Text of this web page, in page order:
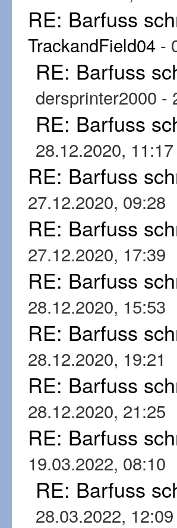
RE: Barfuss
TrackandField04 -
RE: Barfuss
dersprinter2000 -
RE: Barfuss
28.12.2020, 11:17
RE: Barfuss
27.12.2020, 09:28
RE: Barfuss
27.12.2020, 17:39
RE: Barfuss
28.12.2020, 15:53
RE: Barfuss
28.12.2020, 19:21
RE: Barfuss
28.12.2020, 21:25
RE: Barfuss
19.03.2022, 08:10
RE: Barfuss
28.03.2022, 12:09